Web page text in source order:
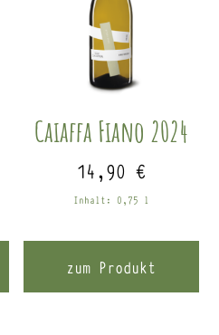
Caiaffa Fiano 2024
14,90€
Inhalt: 0,75 l
zum Produkt